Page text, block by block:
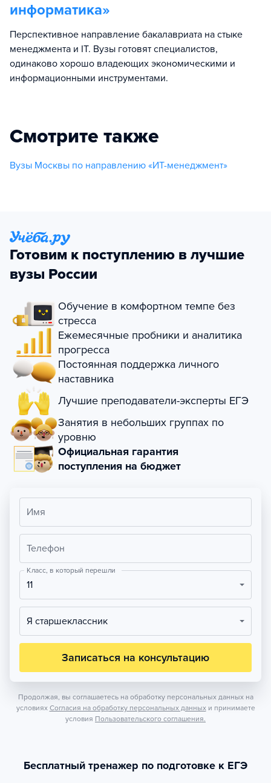
информатика»
Перспективное направление бакалавриата на стыке
менеджмента и IT. Вузы готовят специалистов,
одинаково хорошо владеющих экономическими и
информационными инструментами.
Смотрите также
Вузы Москвы по направлению «ИТ-менеджмент»
Готовим к поступлению в лучшие
вузы России
Обучение в комфортном темпе без
стресса
Ежемесячные пробники и аналитика
прогресса
Постоянная поддержка личного
наставника
Лучшие преподаватели-эксперты ЕГЭ
Занятия в небольших группах по
уровню
Официальная гарантия
поступления на бюджет
Имя
Телефон
Класс, в который перешли
11
Я старшеклассник
Записаться на консультацию
Продолжая, вы соглашаетесь на обработку персональных данных на
условиях Согласия на обработку персональных данных и принимаете
условия Пользовательского соглашения.
Бесплатный тренажер по подготовке к ЕГЭ